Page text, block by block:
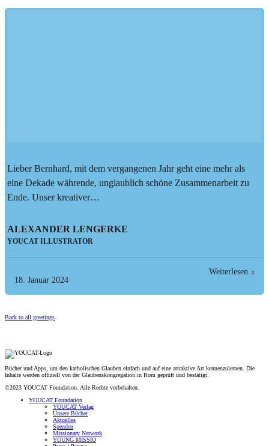
Lieber Bernhard, mit dem vergangenen Jahr geht eine mehr als
eine Dekade währende, unglaublich schöne Zusammenarbeit zu
Ende. Unser kreativer…
ALEXANDER LENGERKE
YOUCAT ILLUSTRATOR
18. Januar 2024
Weiterlesen
Back to all greetings
Bücher und Apps, um den katholischen Glauben einfach und auf eine attraktive Art kennenzulernen. Die
Inhalte werden offiziell von der Glaubenskongregation in Rom geprüft und bestätigt.
©2023 YOUCAT Foundation. Alle Rechte vorbehalten.
YOUCAT Foundation
YOUCAT Verlag
Unsere Bücher
Aktuelles
Spenden
Missionary Network
YOUNG MISSIO